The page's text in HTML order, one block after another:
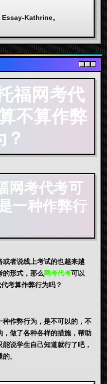
Kathrine。
福网考代
不算作弊
？
网考代考可
一种作弊行
或者说线上考试的也越来越
的形式，那么网考代考可以
考算作弊行为吗？
作弊行为，是不可以的，不
做了各种各样的措施，帮助
说学生自己知道就行了吧，
。